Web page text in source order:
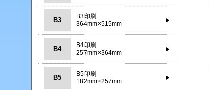
B3
B3印刷
364mm×515mm
B4
B4印刷
257mm×364mm
B5
B5印刷
182mm×257mm